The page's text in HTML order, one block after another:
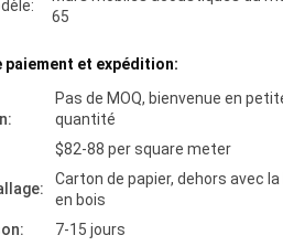
65
paiement et expédition:
Pas de MOQ, bienvenue en
quantité
$82-88 per square meter
Carton de papier, dehors avec
en bois
7-15 jours